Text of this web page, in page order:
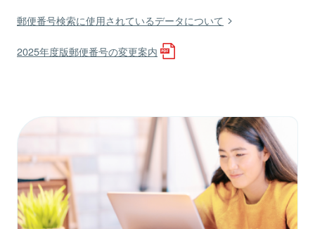
郵便番号検索に使用されているデータについて
2025年度版郵便番号の変更案内